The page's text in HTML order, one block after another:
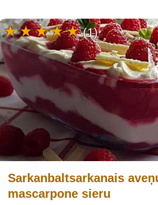
Sarkanbaltsarkanais
mascarpone sieru
(1)